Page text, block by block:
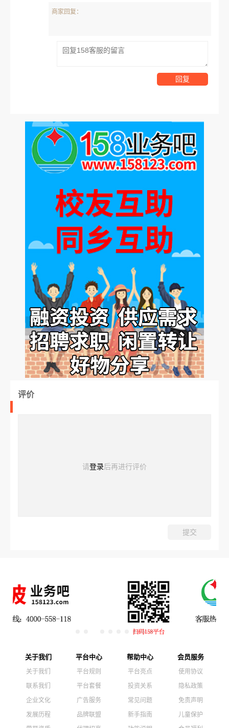
商家回复：
评价
请登录后再进行评价
关于我们
关于我们
联系我们
企业文化
发展历程
平台中心
平台规则
平台套餐
广告服务
品牌联盟
帮助中心
平台亮点
投资关系
常见问题
新手指南
会员服务
使用协议
隐私政策
免责声明
儿童保护